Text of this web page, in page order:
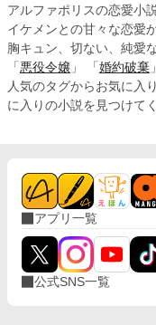
アルファポリスの恋愛小
イケメンとの甘々な恋愛
胸キュン、切ない、純愛
「 悪役令嬢 」 「 婚約破棄
人気のタグからお気に入
に入りの小説を見つけて
アプリ一覧
公式SNS一覧